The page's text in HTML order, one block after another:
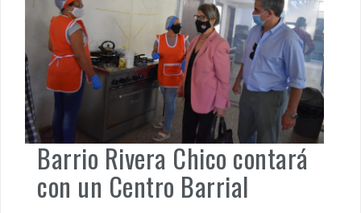
Barrio Rivera Chico contará
con un Centro Barrial